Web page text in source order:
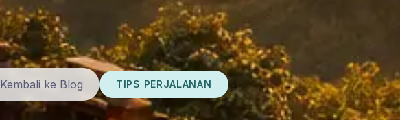
Kembali ke Blog TIPS PERJALANAN